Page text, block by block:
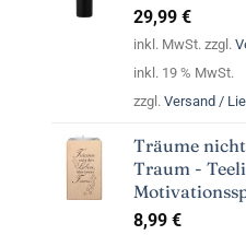
29,99 €
inkl. MwSt. zzgl.
inkl. 19 % MwSt.
zzgl. Versand /
Träume
Traum -
8,99 €